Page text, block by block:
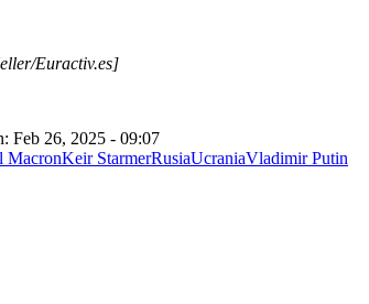
Euractiv.es]
Feb 26, 2025 - 09:07
MacronKeir StarmerRusiaUcraniaVladimir Putin